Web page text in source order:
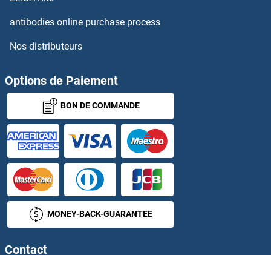
HOXD11 Anticorps
HOXD12 Anticorps
HOXD3 Anticorps
HOXD4 Anticorps
HOXD8 Anticorps
HOXD9 Anticorps
HPCAL1 Anticorps
HPCAL4 Anticorps
antibodies online purchase process
Nos distributeurs
Options de Paiement
BON DE COMMANDE
MONEY-BACK-GUARANTEE
Contact